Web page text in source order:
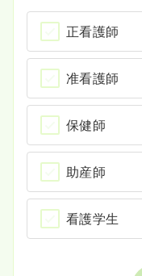
正看護師
准看護師
保健師
助産師
看護学生